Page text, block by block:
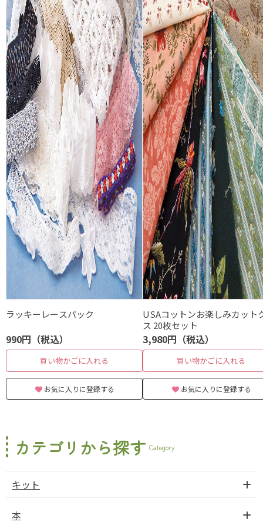
ラッキーレースパック
990円（税込）
買い物かごに入れる
お気に入りに登録する
USAコットンお楽しみカット
ス 20枚セット
3,980円（税込）
買い物かごに入れる
お気に入りに登録する
カテゴリから探す Category
キット
本